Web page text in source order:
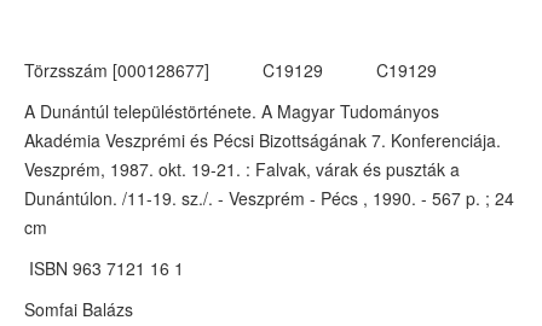
Törzsszám [000128677] C19129 C19129
A Dunántúl településtörténete. A Magyar Tudományos
Akadémia Veszprémi és Pécsi Bizottságának 7. Konferenciája.
Veszprém, 1987. okt. 19-21. : Falvak, várak és puszták a
Dunántúlon. /11-19. sz./. - Veszprém - Pécs , 1990. - 567 p. ; 24
cm
ISBN 963 7121 16 1
Somfai Balázs